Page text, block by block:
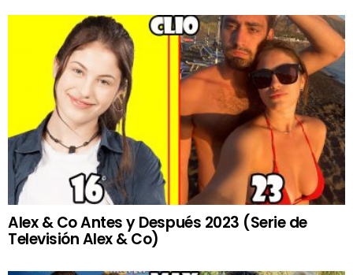
Alex & Co Antes y Después 2023 (Serie de
Televisión Alex & Co)